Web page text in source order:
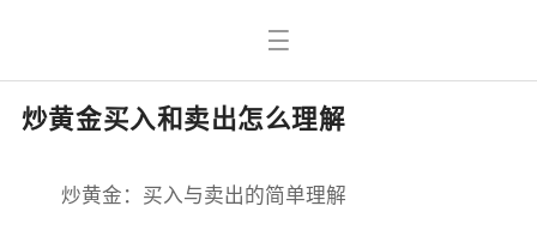
炒黄金买入和卖出怎么理解
炒黄金：买入与卖出的简单理解